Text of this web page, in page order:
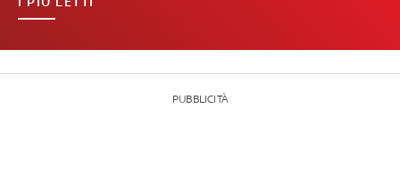
PUBBLICITÀ